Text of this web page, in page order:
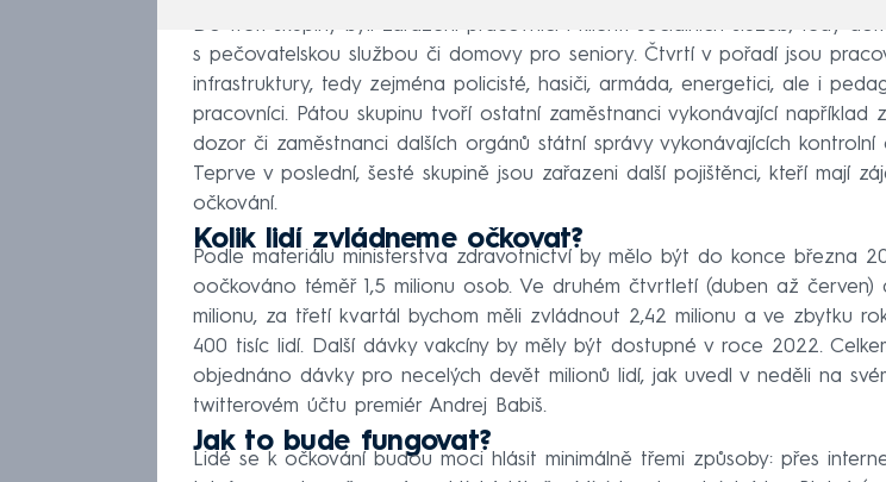
Do třetí skupiny byli zařazeni pracovníci i klienti sociálních služeb, tedy
s pečovatelskou službou či domovy pro seniory. Čtvrtí v pořadí jsou
infrastruktury, tedy zejména policisté, hasiči, armáda, energetici, ale i
pracovníci. Pátou skupinu tvoří ostatní zaměstnanci vykonávající například
dozor či zaměstnanci dalších orgánů státní správy vykonávajících kontrolní
Teprve v poslední, šesté skupině jsou zařazeni další pojištěnci, kteří mají
očkování.
Kolik lidí zvládneme očkovat?
Podle materiálu ministerstva zdravotnictví by mělo být do konce března
oočkováno téměř 1,5 milionu osob. Ve druhém čtvrtletí (duben až červen)
milionu, za třetí kvartál bychom měli zvládnout 2,42 milionu a ve zbytku
400 tisíc lidí. Další dávky vakcíny by měly být dostupné v roce 2022.
objednáno dávky pro necelých devět milionů lidí, jak uvedl v neděli na
twitterovém účtu premiér Andrej Babiš.
Jak to bude fungovat?
Lidé se k očkování budou moci hlásit minimálně třemi způsoby: přes